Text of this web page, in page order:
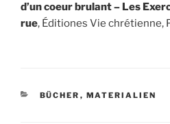
d’un coeur brulant – Les
rue, Éditiones Vie chrétienne,
KATEGORIEN
BÜCHER , MATERIALIEN